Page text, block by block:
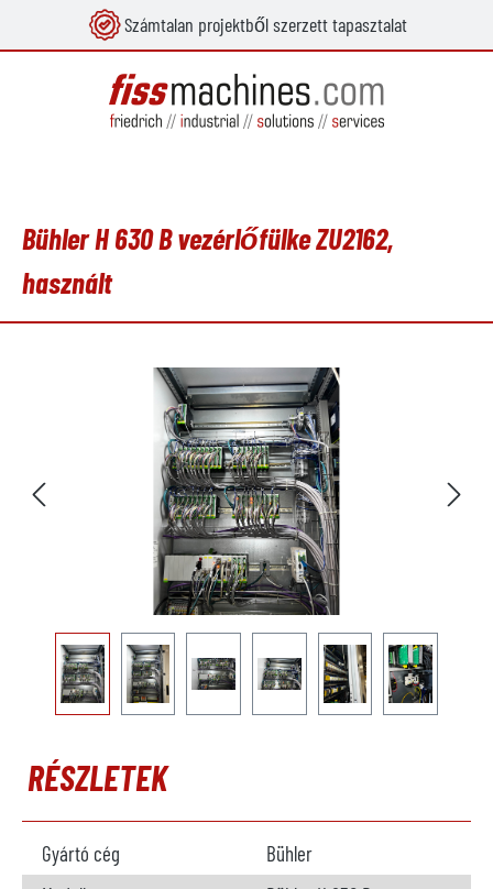
Számtalan projektből szerzett tapasztalat
Bühler H 630 B vezérlőfülke ZU2162,
használt
Képgaléria kihagyása
RÉSZLETEK
Gyártó cég
Bühler